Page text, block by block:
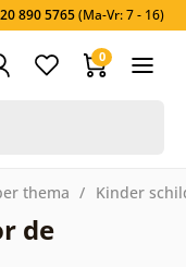
890 5765(Ma-Vr: 7 - 16)
0
thema Kinder
de